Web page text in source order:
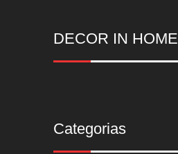
DECOR IN HOME
Categorias